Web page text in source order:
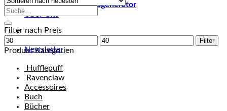
Harry Potter Namensgenerator
Über Uns
Newsletter
Suche
Filter nach Preis
Min.
Preis
Max.
Filter
Produkt Kategorien
Hufflepuff
Ravenclaw
Accessoires
Buch
Bücher